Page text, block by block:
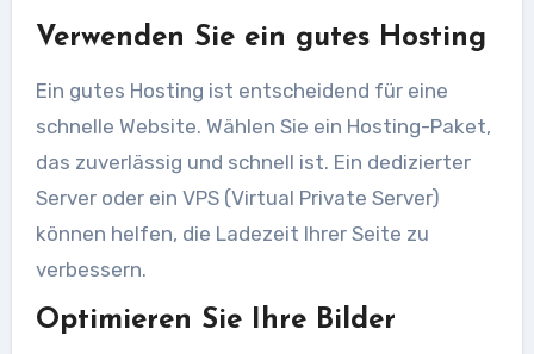
Verwenden Sie ein gutes Hosting
Ein gutes Hosting ist entscheidend für eine
schnelle Website. Wählen Sie ein Hosting-Paket,
das zuverlässig und schnell ist. Ein dedizierter
Server oder ein VPS (Virtual Private Server)
können helfen, die Ladezeit Ihrer Seite zu
verbessern.
Optimieren Sie Ihre Bilder